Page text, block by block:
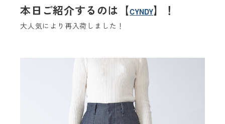
本日ご紹介するのは 【CYNDY】 ！
大人気により再入荷しました！